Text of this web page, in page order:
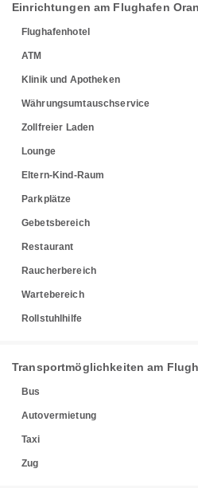
Einrichtungen am Flughafen
Flughafenhotel
ATM
Klinik und Apotheken
Währungsumtauschservice
Zollfreier Laden
Lounge
Eltern-Kind-Raum
Parkplätze
Gebetsbereich
Restaurant
Raucherbereich
Wartebereich
Rollstuhlhilfe
Transportmöglichkeiten am
Bus
Autovermietung
Taxi
Zug